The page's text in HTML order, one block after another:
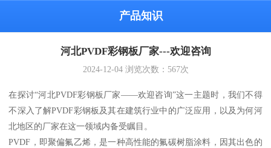
产品知识
河北PVDF彩钢板厂家---欢迎咨询
2024-12-04浏览次数： 567次
在探讨“河北PVDF彩钢板厂家——欢迎咨询”这一主题时，我们不得
不深入了解PVDF彩钢板及其在建筑行业中的广泛应用，以及为何河
北地区的厂家在这一领域内备受瞩目。
PVDF，即聚偏氟乙烯，是一种高性能的氟碳树脂涂料，因其出色的